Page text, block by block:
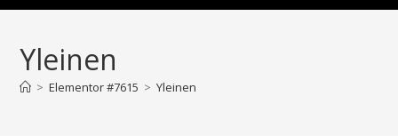
Yleinen
> Elementor #7615 > Yleinen